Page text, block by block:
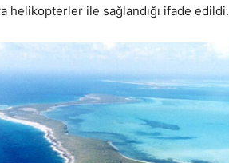
helikopterler ile sağlandığı ifade edildi.